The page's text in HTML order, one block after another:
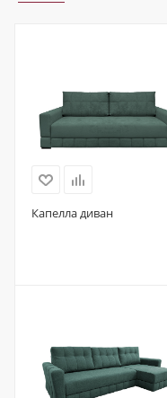
Капелла диван